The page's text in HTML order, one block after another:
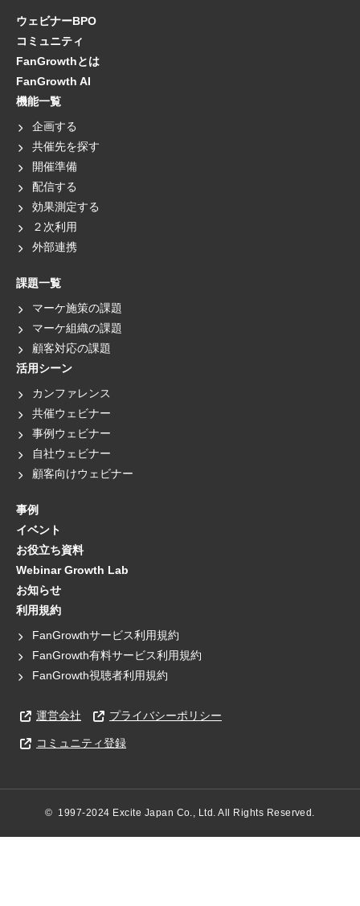
ウェビナーBPO
コミュニティ
FanGrowthとは
FanGrowth AI
機能一覧
企画する
共催先を探す
開催準備
配信する
効果測定する
２次利用
外部連携
課題一覧
マーケ施策の課題
マーケ組織の課題
顧客対応の課題
活用シーン
カンファレンス
共催ウェビナー
事例ウェビナー
自社ウェビナー
顧客向けウェビナー
事例
イベント
お役立ち資料
Webinar Growth Lab
お知らせ
利用規約
FanGrowthサービス利用規約
FanGrowth有料サービス利用規約
FanGrowth視聴者利用規約
運営会社 プライバシーポリシー
コミュニティ登録
©  1997-2024 Excite Japan Co., Ltd. All Rights Reserved.